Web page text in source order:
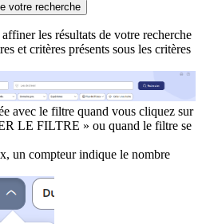
votre recherche
les résultats de votre recherche
et critères présents sous les critères
avec le filtre quand vous cliquez sur
LE FILTRE » ou quand le filtre se
un compteur indique le nombre